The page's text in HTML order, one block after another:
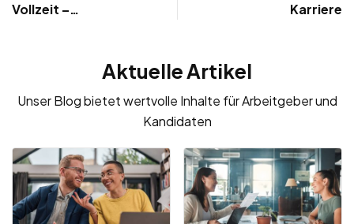
Vollzeit –
Vorlage, Probezeit &
Karriere
Aktuelle Artikel
Unser Blog bietet wertvolle Inhalte für Arbeitgeber und
Kandidaten